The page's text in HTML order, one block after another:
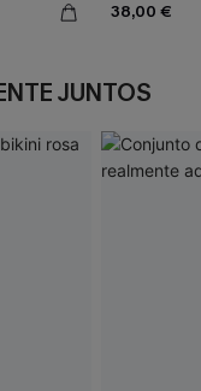
38,00 €
JUNTOS